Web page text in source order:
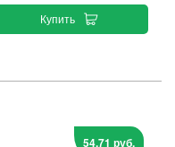
Купить
54,71 руб.